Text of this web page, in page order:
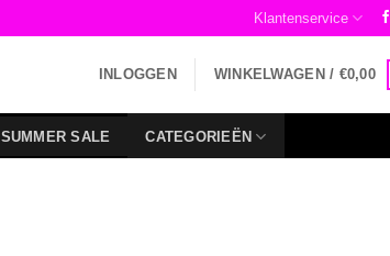
Klantenservice
INLOGGEN WINKELWAGEN / €0,00
SUMMER SALE CATEGORIEËN